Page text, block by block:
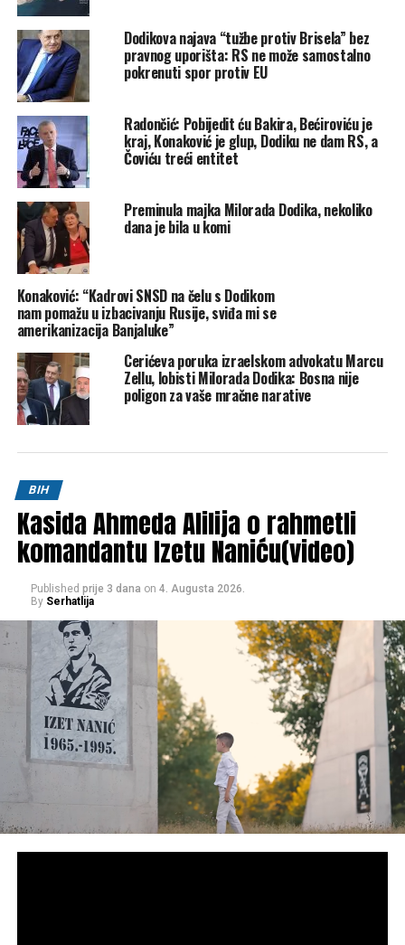
Trumpov posao na Južnoj interkonekciji
DON'T MISS
Elektroprivreda BiH: Naša imovina se upisuje u vlasništvo
Elektroprivrede Hrvatske zajednice Herceg Bosne
Dodikova najava “tužbe protiv Brisela” bez
pravnog uporišta: RS ne može samostalno
pokrenuti spor protiv EU
Radončić: Pobijedit ću Bakira, Bećiroviću je
kraj, Konaković je glup, Dodiku ne dam RS, a
Čoviću treći entitet
Preminula majka Milorada Dodika, nekoliko
dana je bila u komi
Konaković: “Kadrovi SNSD na čelu s Dodikom
nam pomažu u izbacivanju Rusije, sviđa mi se
amerikanizacija Banjaluke”
Cerićeva poruka izraelskom advokatu Marcu
Zellu, lobisti Milorada Dodika: Bosna nije
poligon za vaše mračne narative
BIH
Kasida Ahmeda Alilija o rahmetli
komandantu Izetu Naniću(video)
Published prije 3 dana on 4. Augusta 2026.
By Serhatlija